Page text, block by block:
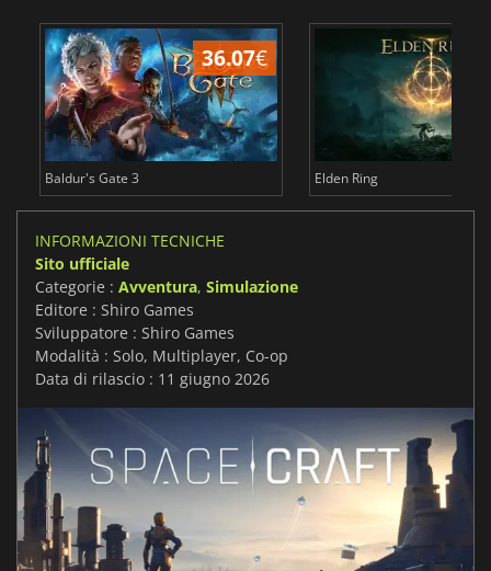
36.07€
Baldur's Gate 3 Elden Ring
INFORMAZIONI TECNICHE
Sito ufficiale
Categorie : Avventura, Simulazione
Editore : Shiro Games
Sviluppatore : Shiro Games
Modalità : Solo, Multiplayer, Co-op
Data di rilascio : 11 giugno 2026